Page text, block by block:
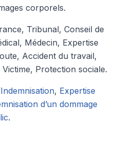
corporels.
Tribunal, Conseil de
Médecin, Expertise
Accident du travail,
Protection sociale.
, Expertise
d’un dommage
.